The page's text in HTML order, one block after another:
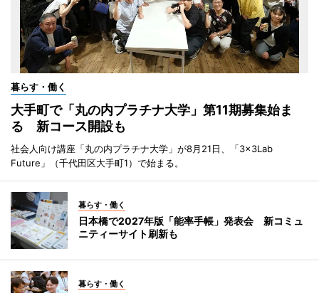
暮らす・働く
大手町で「丸の内プラチナ大学」第11期募集始ま
る 新コース開設も
社会人向け講座「丸の内プラチナ大学」が8月21日、「3×3Lab
Future」（千代田区大手町1）で始まる。
暮らす・働く
日本橋で2027年版「能率手帳」発表会 新コミュ
ニティーサイト刷新も
暮らす・働く